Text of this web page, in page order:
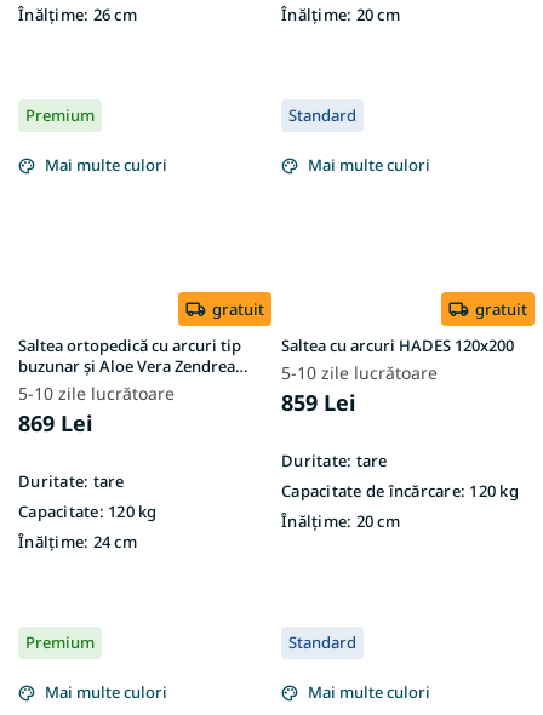
Înălțime: 26 cm
Înălțime: 20 cm
Premium
Mai multe culori
gratuit
Saltea ortopedică cu arcuri tip
buzunar și Aloe Vera Zendream
120x200
5-10 zile lucrătoare
869 Lei
Duritate: tare
Capacitate: 120 kg
Înălțime: 24 cm
Standard
Mai multe culori
gratuit
Saltea cu arcuri HADES 120x200
5-10 zile lucrătoare
859 Lei
Duritate: tare
Capacitate de încărcare: 120 kg
Înălțime: 20 cm
Premium
Mai multe culori
Standard
Mai multe culori